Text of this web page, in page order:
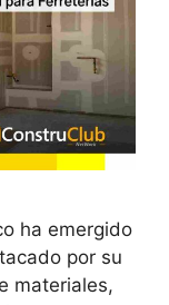
ha emergido
por su
materiales,